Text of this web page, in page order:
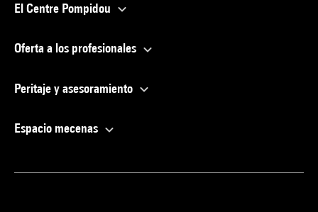
El Centre Pompidou
Oferta a los profesionales
Peritaje y asesoramiento
Espacio mecenas